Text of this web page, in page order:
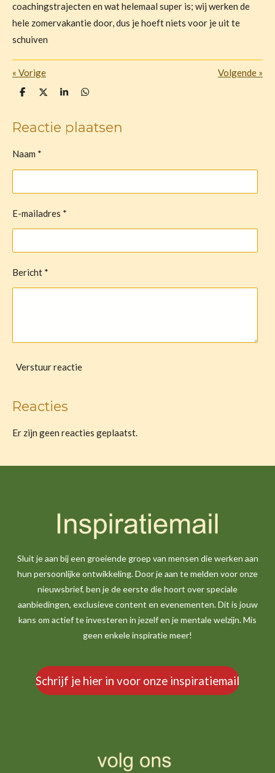
coachingstrajecten en wat helemaal super is; wij werken de
hele zomervakantie door, dus je hoeft niets voor je uit te
schuiven
« Vorige Volgende »
D
e
n
D
l
S
e
D
e
n
Reactie plaatsen
Naam *
E-mailadres *
Bericht *
Verstuur reactie
Reacties
Er zijn geen reacties geplaatst.
Sluit je aan bij een groeiende groep van mensen die werken aan
hun persoonlijke ontwikkeling. Door je aan te melden voor onze
nieuwsbrief, ben je de eerste die hoort over speciale
aanbiedingen, exclusieve content en evenementen. Dit is jouw
kans om actief te investeren in jezelf en je mentale welzijn. Mis
geen enkele inspiratie meer!
Schrijf je hier in voor onze inspiratiemail